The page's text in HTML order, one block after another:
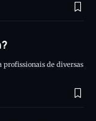
profissionais de diversas